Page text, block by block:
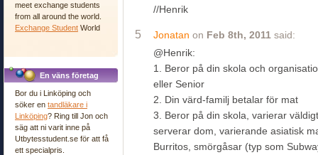
meet exchange students
from all around the world.
Exchange Student World
En väns företag
Bor du i Linköping och
söker en tandläkare i
Linköping? Ring till Jon och
säg att ni varit inne på
Utbytesstudent.se för att få
ett specialpris.
//Henrik
5 Jonatan on Feb 8th, 2011 said:
@Henrik:
1. Beror på din skola och
eller Senior
2. Din värd-familj betalar för mat
3. Beror på din skola, varierar
serverar dom, varierande asiatisk
Burritos, smörgåsar (typ som